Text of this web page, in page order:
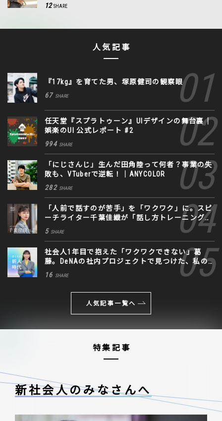
12 SHARE
人気記事
『17kg』を育てた男、塚原健司の観察眼
67 SHARE
任天堂『スプラトゥーン』UIデザインの舞台裏｜
娯楽のUI 公式レポート #2
994 SHARE
「にじさんじ」生んだ田角陸って何者？事業の失
敗も、VTuberで逆転！｜ANYCOLOR
282 SHARE
「人前で話すのが苦手」を「ワクワク」に。スピ
ーチライター千葉佳織が「話し方トレーニング」
に込めた思い
5 SHARE
社会人1年目で抱えた「ワクワクできない」葛
藤。DeNAの社内プロジェクトで見つけた、私の
生きる道
16 SHARE
人気記事一覧へ
特集記事
新社会人のみなさんへ